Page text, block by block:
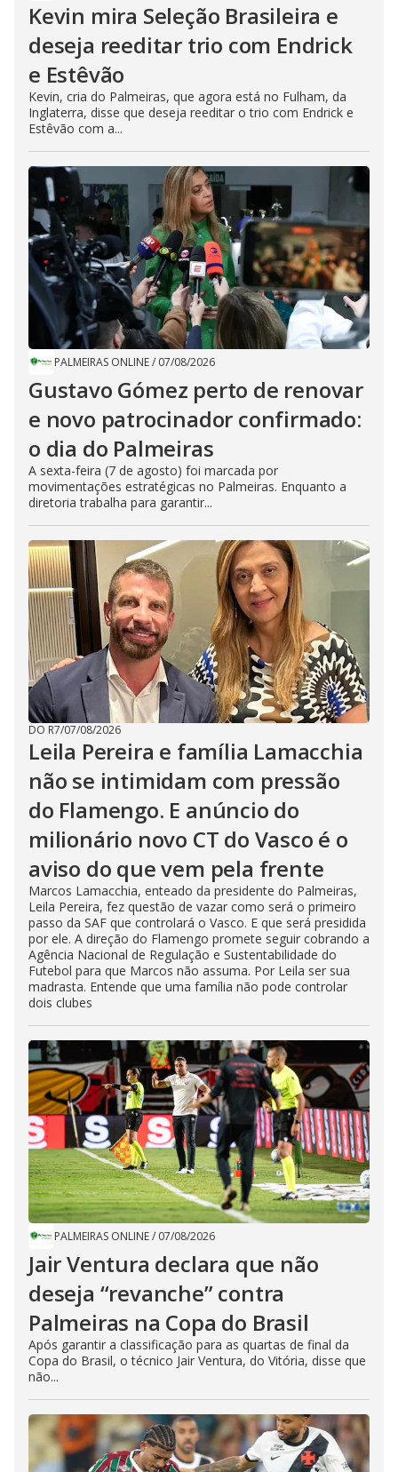
Kevin mira Seleção Brasileira e
deseja reeditar trio com Endrick
e Estêvão
Kevin, cria do Palmeiras, que agora está no Fulham, da
Inglaterra, disse que deseja reeditar o trio com Endrick e
Estêvão com a...
PALMEIRAS ONLINE/ 07/08/2026
Gustavo Gómez perto de renovar
e novo patrocinador confirmado:
o dia do Palmeiras
A sexta-feira (7 de agosto) foi marcada por
movimentações estratégicas no Palmeiras. Enquanto a
diretoria trabalha para garantir...
DO R7/07/08/2026
Leila Pereira e família Lamacchia
não se intimidam com pressão
do Flamengo. E anúncio do
milionário novo CT do Vasco é o
aviso do que vem pela frente
Marcos Lamacchia, enteado da presidente do Palmeiras,
Leila Pereira, fez questão de vazar como será o primeiro
passo da SAF que controlará o Vasco. E que será presidida
por ele. A direção do Flamengo promete seguir cobrando a
Agência Nacional de Regulação e Sustentabilidade do
Futebol para que Marcos não assuma. Por Leila ser sua
madrasta. Entende que uma família não pode controlar
dois clubes
PALMEIRAS ONLINE/ 07/08/2026
Jair Ventura declara que não
deseja “revanche” contra
Palmeiras na Copa do Brasil
Após garantir a classificação para as quartas de final da
Copa do Brasil, o técnico Jair Ventura, do Vitória, disse que
não...